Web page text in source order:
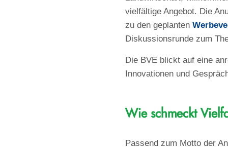
vielfältige Angebot. Die
zu den geplanten
Diskussionsrunde zum
Die BVE blickt auf eine
Innovationen und
Wie schmeckt
Passend zum Motto der